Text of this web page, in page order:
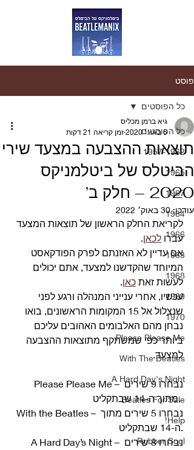
פוסט
כל הפוסטים
1957-1962
1965
1967
1964
1966
1963
1968
1969
1970
Please Please Me
With The Beatles
A Hard Day's Night
Beatles For Sale
Help!
Rubber Soul
כל הפוסטים
תוצאות ההצבעה במצעד שירי
הביטלס של ביטלמניקס
2020 – חלק ב’
גיא ברמן מכליס
6 באוג׳ 2020
זמן קריאה 21 דקות
עודכן:30 באוק׳ 2022
לקריאת החלק הראשון של תוצאות המצעד
עברו לכאן.
אם עדיין לא האזנתם לפרק הפודקאסט
המיוחד שהקדשנו למצעד, אתם יכולים
לעשות זאת כאן.
עכשיו, אחרי ענייני המנהלה ורגע לפני
שנצלול אל 15 המקומות הראשונים, בואו
נבחן מהם האלבומים האהובים עליכם
ביותר כפי שמשתקף מתוצאות ההצבעה
למצעד.
Please Please Me – נבחרו 9 שירים
מתוך ה-14 שבתקליט.
With the Beatles – נבחרו 5 שירים מתוך
ה-14 שבתקליט.
A Hard Day’s Night – נבחרו 8 שירים